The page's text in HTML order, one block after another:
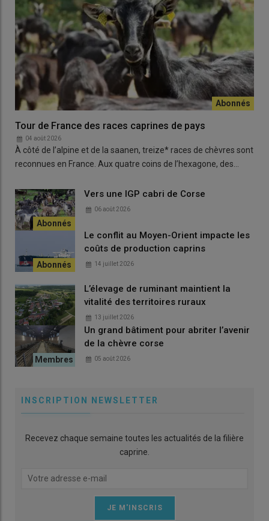
Lire aussi :L’intelligence artificielle pour analyser le
comportement des chèvres
Lire aussi : Du temps et de l’herbe pour pâturer
Tour de France des races caprines de pays
04 août 2026
À côté de l’alpine et de la saanen, treize* races de chèvres sont
reconnues en France. Aux quatre coins de l’hexagone, des…
Vers une IGP cabri de Corse
06 août 2026
Le conflit au Moyen-Orient impacte les
coûts de production caprins
14 juillet 2026
L’élevage de ruminant maintient la
vitalité des territoires ruraux
13 juillet 2026
Un grand bâtiment pour abriter l’avenir
de la chèvre corse
05 août 2026
INSCRIPTION NEWSLETTER
Recevez chaque semaine toutes les actualités de la filière
caprine.